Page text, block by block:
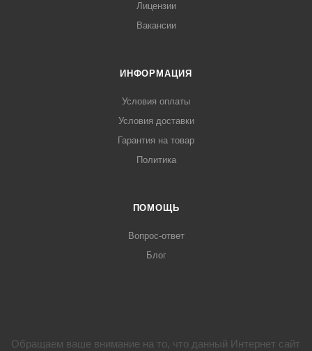
Лицензии
Вакансии
ИНФОРМАЦИЯ
Условия оплаты
Условия доставки
Гарантия на товар
Политика
ПОМОЩЬ
Вопрос-ответ
Блог
Обращаем ваше внимание на то, что данный Интернет сайт